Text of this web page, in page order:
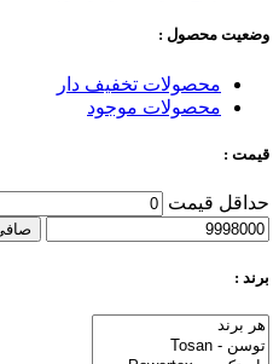
وضعیت محصول :
محصولات تخفیف دار
محصولات موجود
قیمت :
حداقل قیمت
برند :